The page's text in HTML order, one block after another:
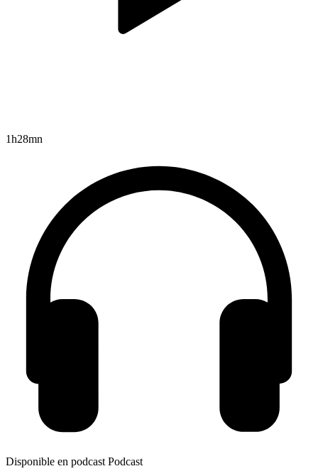
1h28mn
Disponible en podcast Podcast